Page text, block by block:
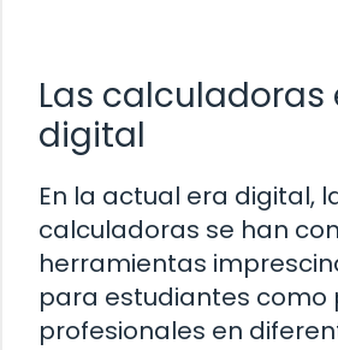
Las calculadoras
digital
En la actual era digital,
calculadoras se han
herramientas
para estudiantes como
profesionales en